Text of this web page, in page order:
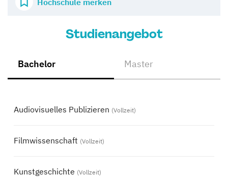
Studienangebot
Bachelor Master
Audiovisuelles Publizieren (Vollzeit)
Filmwissenschaft (Vollzeit)
Kunstgeschichte (Vollzeit)